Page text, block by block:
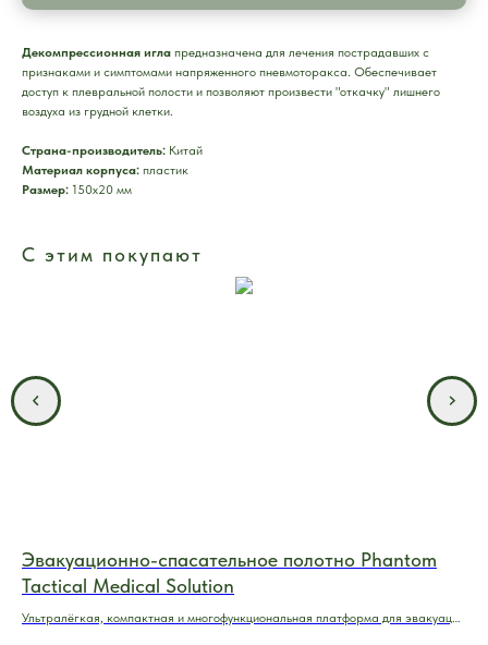
Декомпрессионная игла предназначена для лечения пострадавших с
признаками и симптомами напряженного пневмоторакса. Обеспечивает
доступ к плевральной полости и позволяют произвести "откачку" лишнего
воздуха из грудной клетки.
Страна-производитель: Китай
Материал корпуса: пластик
Размер: 150x20 мм
С этим покупают
Эвакуационно-спасательное полотно Phantom
Tactical Medical Solution
Ультралёгкая, компактная и многофункциональная платформа для эвакуации